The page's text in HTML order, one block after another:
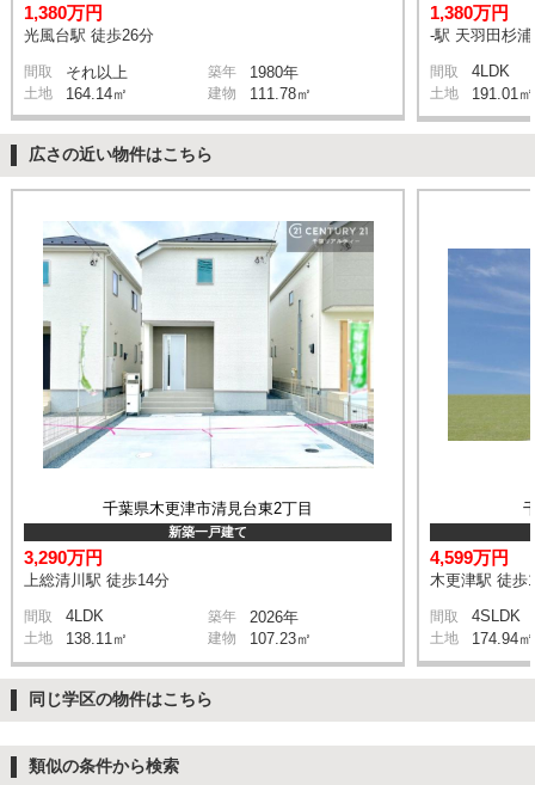
1,380万円
光風台駅 徒歩26分
間取 それ以上 築年 1980年
土地 164.14㎡ 建物 111.78㎡
1,380万円
-駅 天羽田杉
間取 4LDK
土地 191.01㎡
広さの近い物件はこちら
千葉県木更津市清見台東2丁目
新築一戸建て
3,290万円
上総清川駅 徒歩14分
間取 4LDK 築年 2026年
土地 138.11㎡ 建物 107.23㎡
4,599万円
木更津駅 徒歩
間取 4SLDK
土地 174.94㎡
同じ学区の物件はこちら
類似の条件から検索